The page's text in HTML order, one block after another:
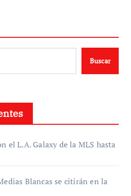
Buscar
el L.A. Galaxy de la MLS hasta
Blancas se citirán en la